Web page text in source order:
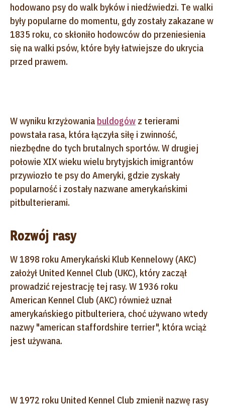
hodowano psy do walk byków i niedźwiedzi. Te walki
były popularne do momentu, gdy zostały zakazane w
1835 roku, co skłoniło hodowców do przeniesienia
się na walki psów, które były łatwiejsze do ukrycia
przed prawem.
W wyniku krzyżowania buldogów z terierami
powstała rasa, która łączyła siłę i zwinność,
niezbędne do tych brutalnych sportów. W drugiej
połowie XIX wieku wielu brytyjskich imigrantów
przywiozło te psy do Ameryki, gdzie zyskały
popularność i zostały nazwane amerykańskimi
pitbulterierami.
Rozwój rasy
W 1898 roku Amerykański Klub Kennelowy (AKC)
założył United Kennel Club (UKC), który zaczął
prowadzić rejestrację tej rasy. W 1936 roku
American Kennel Club (AKC) również uznał
amerykańskiego pitbulteriera, choć używano wtedy
nazwy "american staffordshire terrier", która wciąż
jest używana.
W 1972 roku United Kennel Club zmienił nazwę rasy